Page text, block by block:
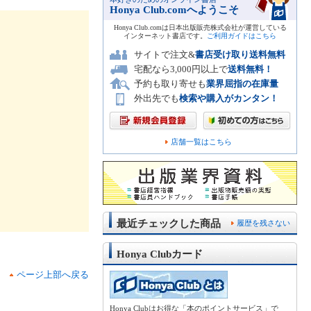
ページ上部へ戻る
Honya Club.comへようこそ
Honya Club.comは日本出版販売株式会社が運営している
インターネット書店です。
ご利用ガイドはこちら
サイトで注文&書店受け取り送料無料
宅配なら3,000円以上で送料無料！
予約も取り寄せも業界屈指の在庫量
外出先でも検索や購入がカンタン！
店舗一覧はこちら
履歴を残さない
最近チェックした商品
Honya Clubカード
Honya Clubはお得な「本のポイントサービス」で